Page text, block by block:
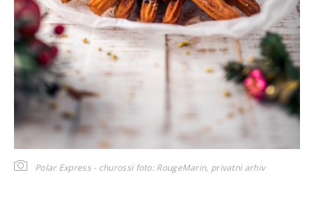
Polar Express - churossi foto: RougeMarin, privatni arhiv